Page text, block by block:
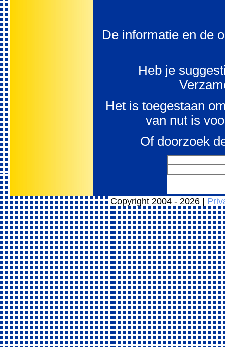
De informatie en de
Heb je
Het is toegestaan
van nut is
Of doorzoek
Copyright 2004 - 2026 |